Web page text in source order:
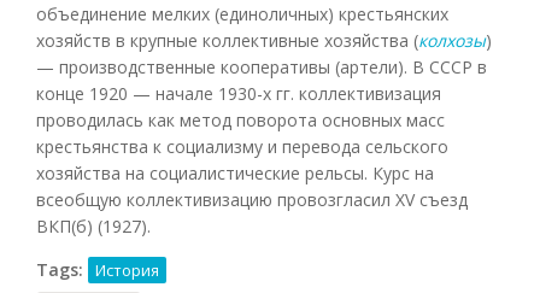
объединение мелких (единоличных) крестьянских
хозяйств в крупные коллективные хозяйства (колхозы)
— производственные кооперативы (артели). В СССР в
конце 1920 — начале 1930-х гг. коллективизация
проводилась как метод поворота основных масс
крестьянства к социализму и перевода сельского
хозяйства на социалистические рельсы. Курс на
всеобщую коллективизацию провозгласил XV съезд
ВКП(б) (1927).
Tags:
История